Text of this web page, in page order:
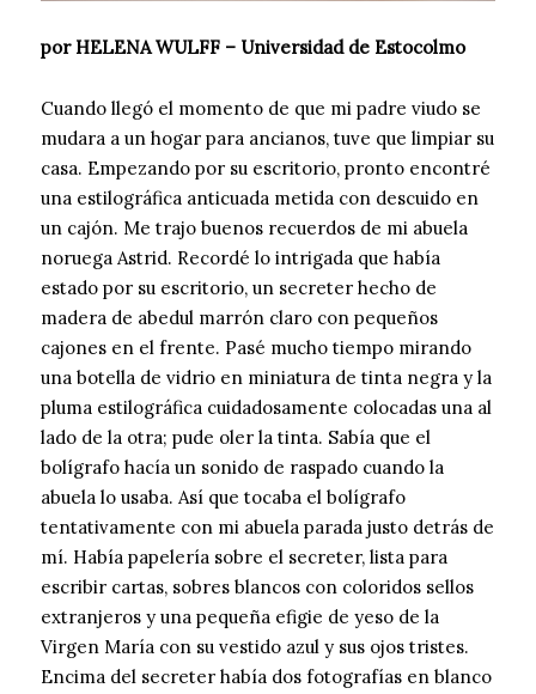
por HELENA WULFF – Universidad de Estocolmo
Cuando llegó el momento de que mi padre viudo se
mudara a un hogar para ancianos, tuve que limpiar su
casa. Empezando por su escritorio, pronto encontré
una estilográfica anticuada metida con descuido en
un cajón. Me trajo buenos recuerdos de mi abuela
noruega Astrid. Recordé lo intrigada que había
estado por su escritorio, un secreter hecho de
madera de abedul marrón claro con pequeños
cajones en el frente. Pasé mucho tiempo mirando
una botella de vidrio en miniatura de tinta negra y la
pluma estilográfica cuidadosamente colocadas una al
lado de la otra; pude oler la tinta. Sabía que el
bolígrafo hacía un sonido de raspado cuando la
abuela lo usaba. Así que tocaba el bolígrafo
tentativamente con mi abuela parada justo detrás de
mí. Había papelería sobre el secreter, lista para
escribir cartas, sobres blancos con coloridos sellos
extranjeros y una pequeña efigie de yeso de la
Virgen María con su vestido azul y sus ojos tristes.
Encima del secreter había dos fotografías en blanco